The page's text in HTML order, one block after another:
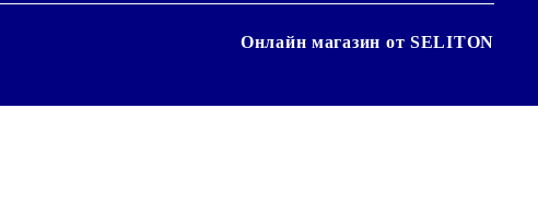
Онлайн магазин от SELITON